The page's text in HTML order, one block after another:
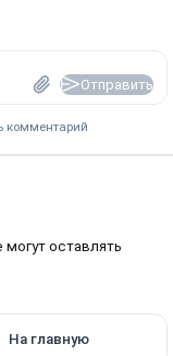
Отправить
комментарий
могут оставлять
На главную